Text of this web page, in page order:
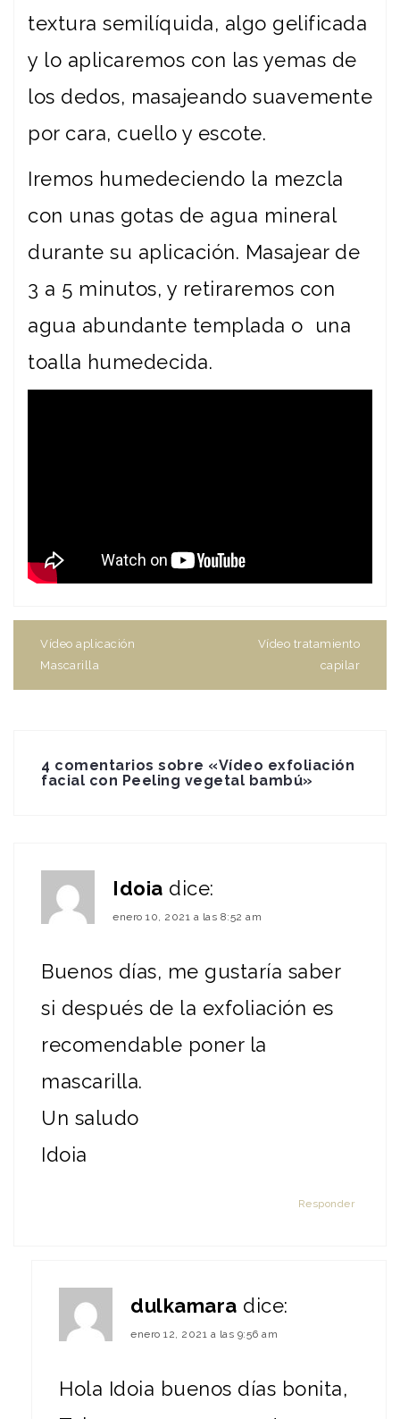
textura semilíquida, algo gelificada
y lo aplicaremos con las yemas de
los dedos, masajeando suavemente
por cara, cuello y escote.
Iremos humedeciendo la mezcla
con unas gotas de agua mineral
durante su aplicación. Masajear de
3 a 5 minutos, y retiraremos con
agua abundante templada o una
toalla humedecida.
entradas
Vídeo aplicación
Mascarilla
Vídeo tratamiento
capilar
4 comentarios sobre «Vídeo exfoliación
facial con Peeling vegetal bambú»
Idoia dice:
enero 10, 2021 a las 8:52 am
Buenos días, me gustaría saber
si después de la exfoliación es
recomendable poner la
mascarilla.
Un saludo
Idoia
Responder
dulkamara dice:
enero 12, 2021 a las 9:56 am
Hola Idoia buenos días bonita,